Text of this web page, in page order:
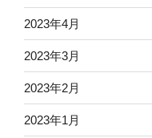
2023年4月
2023年3月
2023年2月
2023年1月